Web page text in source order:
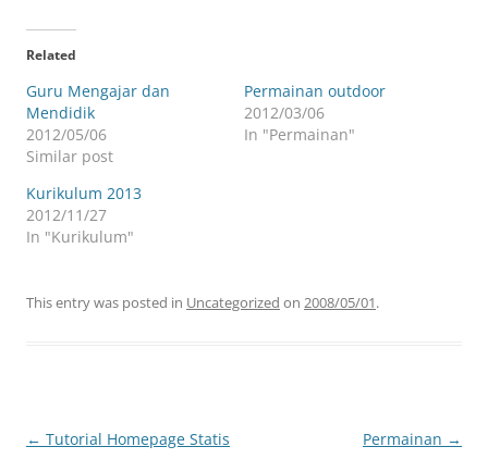
Related
Guru Mengajar dan
Mendidik
2012/05/06
Similar post
Permainan outdoor
2012/03/06
In "Permainan"
Kurikulum 2013
2012/11/27
In "Kurikulum"
This entry was posted in Uncategorized on 2008/05/01.
Post
← Tutorial Homepage Statis Permainan →